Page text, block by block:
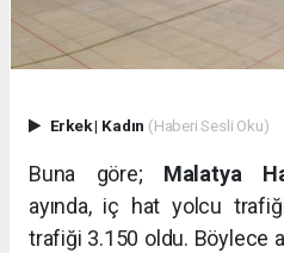
Erkek| Kadın (Haberi Sesli Oku)
Buna göre; Malatya
ayında, iç hat yolcu
trafiği 3.150 oldu. Böylece